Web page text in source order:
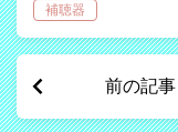
補聴器
前の記事